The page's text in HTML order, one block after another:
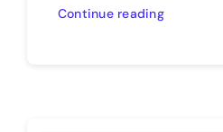
Continue reading